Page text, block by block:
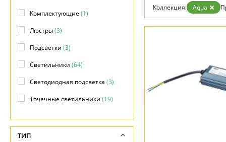
Доставка и оплата
Гарантия
Возврат
Установка
Бренды
Контакты
Коллекция: Aqua
Комплектующие(1)
Люстры(3)
Подсветки (3)
Светильники (64)
Светодиодная подсветка (3)
Точечные светильники (19)
ТИП